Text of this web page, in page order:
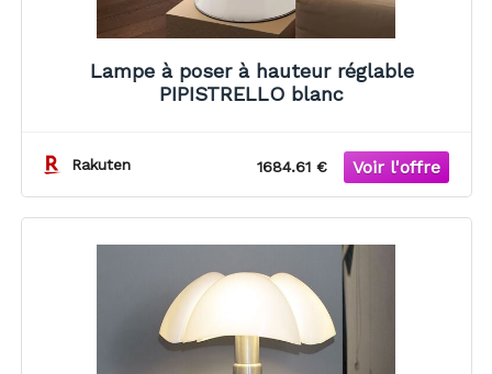
Lampe à poser à hauteur réglable
PIPISTRELLO blanc
Rakuten 1684.61 €